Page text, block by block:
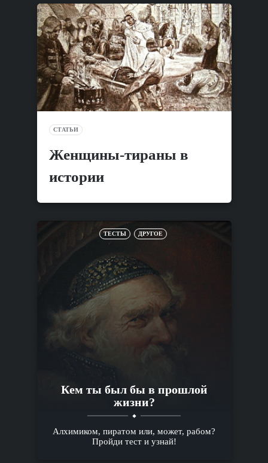
СТАТЬИ
Женщины-тираны в
истории
ТЕСТЫ ДРУГОЕ
Кем ты был бы в прошлой
жизни?
Алхимиком, пиратом или, может, рабом?
Пройди тест и узнай!